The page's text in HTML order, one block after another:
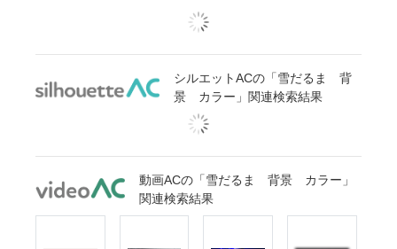
シルエットACの「雪だるま 背
景 カラー」関連検索結果
動画ACの「雪だるま 背景 カラー」
関連検索結果